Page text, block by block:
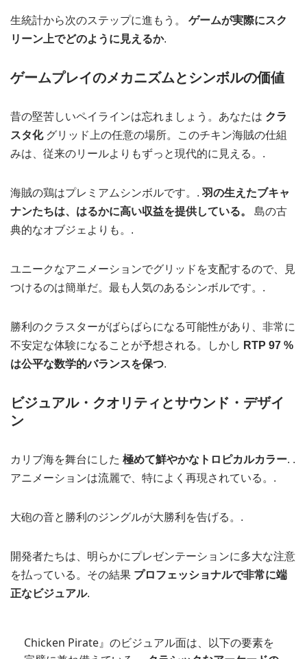
生統計から次のステップに進もう。 ゲームが実際にスク
リーン上でどのように見えるか.
ゲームプレイのメカニズムとシンボルの価値
昔の堅苦しいペイラインは忘れましょう。あなたは クラ
スタ化グリッド上の任意の場所。このチキン海賊の仕組
みは、従来のリールよりもずっと現代的に見える。.
海賊の鶏はプレミアムシンボルです。. 羽の生えたブキャ
ナンたちは、はるかに高い収益を提供している。
島の古
典的なオブジェよりも。.
ユニークなアニメーションでグリッドを支配するので、見
つけるのは簡単だ。最も人気のあるシンボルです。.
勝利のクラスターがばらばらになる可能性があり、非常に
不安定な体験になることが予想される。しかし RTP 97 %
は公平な数学的バランスを保つ.
ビジュアル・クオリティとサウンド・デザイ
ン
カリブ海を舞台にした 極めて鮮やかなトロピカルカラー. .
アニメーションは流麗で、特によく再現されている。.
大砲の音と勝利のジングルが大勝利を告げる。.
開発者たちは、明らかにプレゼンテーションに多大な注意
を払っている。その結果 プロフェッショナルで非常に端
正なビジュアル.
Chicken Pirate』のビジュアル面は、以下の要素を